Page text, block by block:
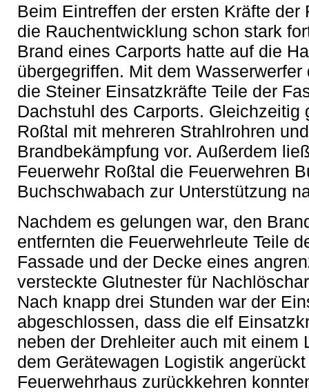
Beim Eintreffen der ersten Kräfte der
die Rauchentwicklung schon stark
Brand eines Carports hatte auf die
übergegriffen. Mit dem
die Steiner Einsatzkräfte Teile der
Dachstuhl des Carports. Gleichzeitig
Roßtal mit mehreren Strahlrohren
Brandbekämpfung vor. Außerdem
Feuerwehr Roßtal die Feuerwehren
Buchschwabach zur Unterstützung
Nachdem es gelungen war, den
entfernten die Feuerwehrleute Teile
Fassade und der Decke eines
versteckte Glutnester für
Nach knapp drei Stunden war der
abgeschlossen, dass die elf
neben der Drehleiter auch mit einem
dem Gerätewagen Logistik
Feuerwehrhaus zurückkehren